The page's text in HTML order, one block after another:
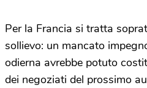
Per la Francia si tratta
sollievo: un mancato
odierna avrebbe potuto
dei negoziati del prossimo